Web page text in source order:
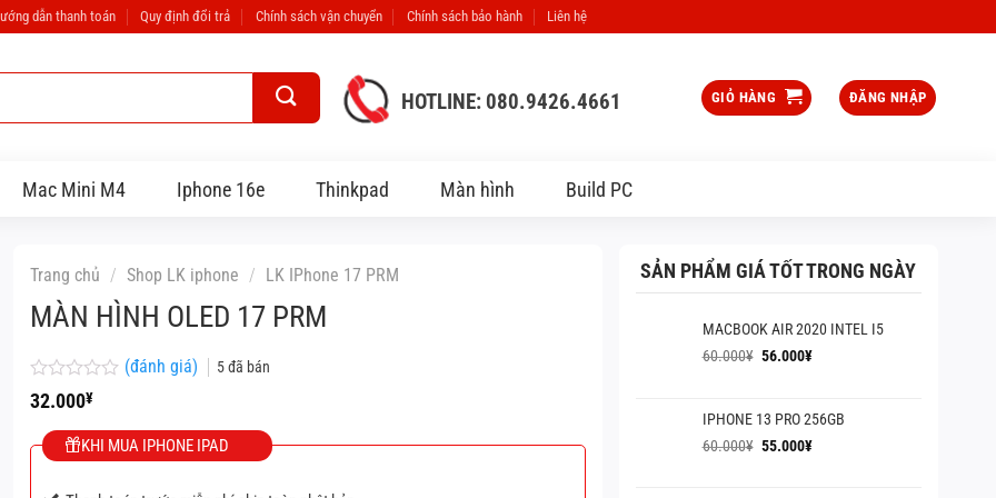
dẫn thanh toán Quy định đổi trả Chính sách vận chuyển Chính sách bảo hành Liên hệ
HOTLINE: 080.9426.4661 GIỎ HÀNG ĐĂNG NHẬP
Mac Mini M4 Iphone 16e Thinkpad Màn hình Build PC
Trang chủ / Shop LK iphone / LK IPhone 17 PRM
MÀN HÌNH OLED 17 PRM
Được
xếp
hạng
0
(đánh giá) 5đã bán
32.000¥
KHI MUA IPHONE IPAD
SẢN PHẨM GIÁ TỐT TRONG NGÀY
MACBOOK AIR 2020 INTEL I5
60.000¥ Giá
60.000¥.
56.000¥Giá
là:
56.000¥.
IPHONE 13 PRO 256GB
60.000¥ Giá
55.000¥Giá